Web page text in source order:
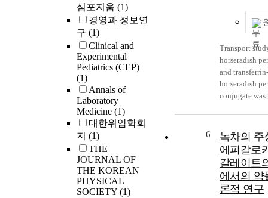
심포지움 (1)
경영과 정보연
구 (1)
Clinical and
Experimental
Pediatrics (CEP)
(1)
Annals of
Laboratory
Medicine (1)
대한위암학회
지 (1)
THE
JOURNAL OF
THE KOREAN
PHYSICAL
SOCIETY (1)
Transport
horseradish
and transferrin-
horseradish
conjugate was
grown on a
membrane of
Transwell^ⓡ.
peroxidase
transported
cell
6
녹차의 주
에피갈로
갈레이트
에서의 약
론적 연구